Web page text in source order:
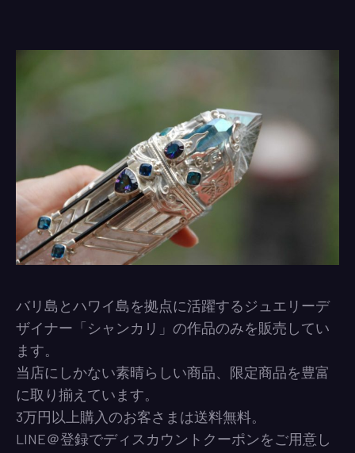
バリ島とハワイ島を拠点に活躍するジュエリーデ
ザイナー「シャンカリ」の作品のみを販売してい
ます。
当店にしかない素晴らしい商品、限定商品を豊富
に取り揃えています。
3万円以上購入のお客さまは送料無料。
LINE＠登録でディスカウントクーポンをご用意し